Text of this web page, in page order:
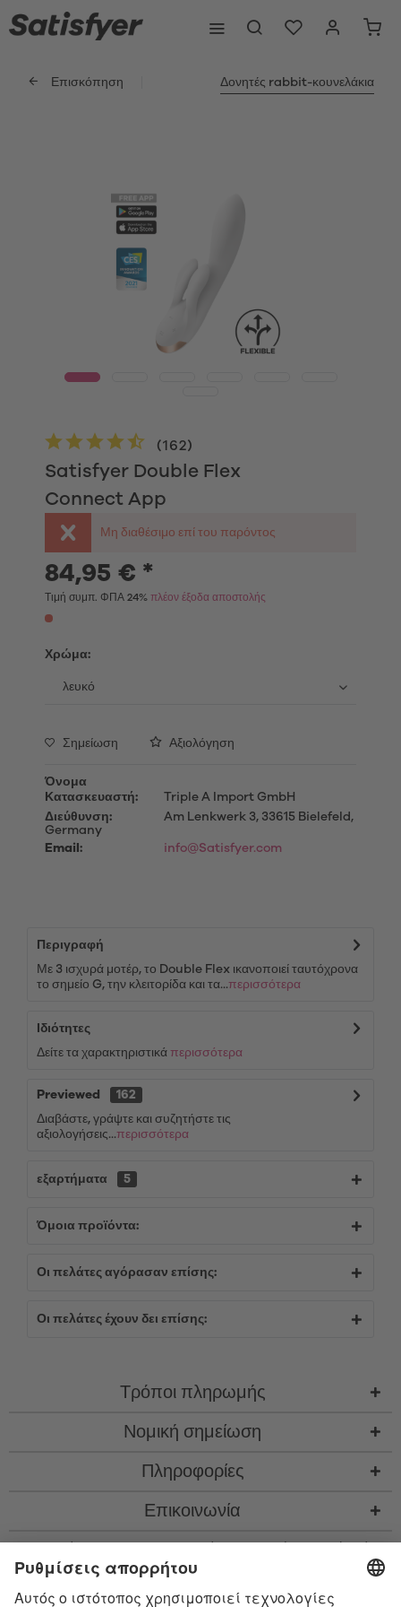
Επισκόπηση Δονητές rabbit-κουνελάκια
Satisfyer Double Flex
Connect App
(162)
Μη διαθέσιμο επί του παρόντος
84,95 € *
Τιμή συμπ. ΦΠΑ 24% πλέον έξοδα αποστολής
Χρώμα:
Σημείωση Αξιολόγηση
Όνομα
Κατασκευαστή:
Triple A Import GmbH
Διεύθυνση:
Am Lenkwerk 3, 33615 Bielefeld,
Germany
Email:
info@Satisfyer.com
Περιγραφή
Με 3 ισχυρά μοτέρ, το Double Flex ικανοποιεί ταυτόχρονα
το σημείο G, την κλειτορίδα και τα...περισσότερα
Ιδιότητες
Δείτε τα χαρακτηριστικά περισσότερα
Previewed
162
Διαβάστε, γράψτε και συζητήστε τις
αξιολογήσεις...περισσότερα
εξαρτήματα 5
Όμοια προϊόντα:
Οι πελάτες αγόρασαν επίσης:
Οι πελάτες έχουν δει επίσης:
Τρόποι πληρωμής
Νομική σημείωση
Πληροφορίες
Επικοινωνία
παραλαβής, αν δεν περιγράφεται κάτι διαφορετικό